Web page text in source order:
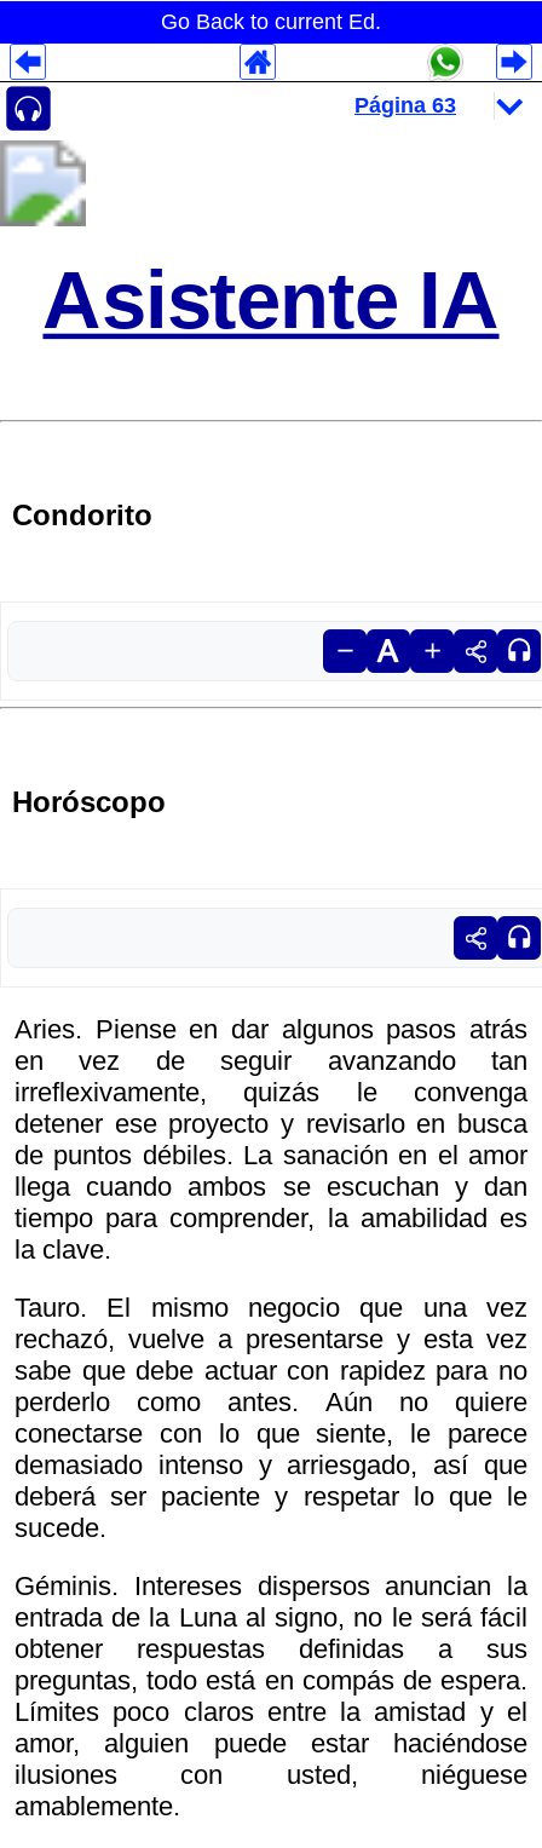
Go Back to current Ed.
Asistente IA
Condorito
Horóscopo
Aries. Piense en dar algunos pasos atrás
en vez de seguir avanzando tan
irreflexivamente, quizás le convenga
detener ese proyecto y revisarlo en busca
de puntos débiles. La sanación en el amor
llega cuando ambos se escuchan y dan
tiempo para comprender, la amabilidad es
la clave.
Tauro. El mismo negocio que una vez
rechazó, vuelve a presentarse y esta vez
sabe que debe actuar con rapidez para no
perderlo como antes. Aún no quiere
conectarse con lo que siente, le parece
demasiado intenso y arriesgado, así que
deberá ser paciente y respetar lo que le
sucede.
Géminis. Intereses dispersos anuncian la
entrada de la Luna al signo, no le será fácil
obtener respuestas definidas a sus
preguntas, todo está en compás de espera.
Límites poco claros entre la amistad y el
amor, alguien puede estar haciéndose
ilusiones con usted, niéguese
amablemente.
Despliegues Analytics
Despliegues Totales
Despliegues por Rubros